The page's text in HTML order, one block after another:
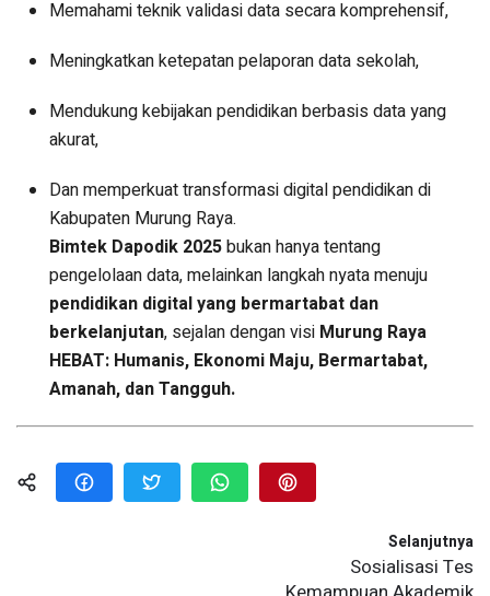
Memahami teknik validasi data secara komprehensif,
Meningkatkan ketepatan pelaporan data sekolah,
Mendukung kebijakan pendidikan berbasis data yang
akurat,
Dan memperkuat transformasi digital pendidikan di
Kabupaten Murung Raya.
Bimtek Dapodik 2025bukan hanya tentang
pengelolaan data, melainkan langkah nyata menuju
pendidikan digital yang bermartabat dan
berkelanjutan, sejalan dengan visi Murung Raya
HEBAT: Humanis, Ekonomi Maju, Bermartabat,
Amanah, dan Tangguh.
Selanjutnya
Sosialisasi Tes